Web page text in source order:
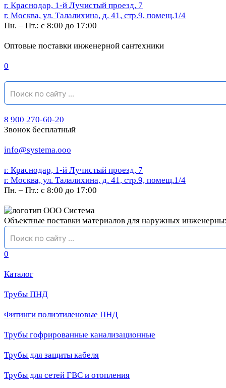
г. Краснодар, 1-й Лучистый проезд, 7
г. Москва, ул. Талалихина, д. 41, стр.9, помещ.1/4
Пн. – Пт.: с 8:00 до 17:00
Оптовые поставки инженерной сантехники
0
8 900 270-60-20
Звонок бесплатный
info@systema.ooo
г. Краснодар, 1-й Лучистый проезд, 7
г. Москва, ул. Талалихина, д. 41, стр.9, помещ.1/4
Пн. – Пт.: с 8:00 до 17:00
Объектные поставки материалов для наружных
0
Каталог
Трубы ПНД
Фитинги полиэтиленовые ПНД
Трубы гофрированные канализационные
Трубы для защиты кабеля
Трубы для сетей ГВС и отопления